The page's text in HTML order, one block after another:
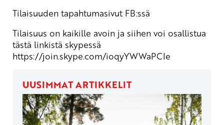
Tilaisuuden tapahtumasivut FB:ssä
Tilaisuus on kaikille avoin ja siihen voi osallistua
tästä linkistä skypessä
https://join.skype.com/ioqyYWWaPCIe
UUSIMMAT ARTIKKELIT